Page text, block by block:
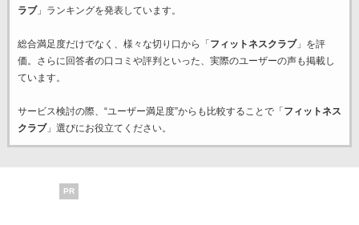
ラブ」ランキングを発表しています。
総合満足度だけでなく、様々な切り口から「 フィットネスクラブ」を評
価。さらに回答者の口コミや評判といった、実際のユーザーの声も掲載し
ています。
サービス検討の際、“ユーザー満足度”からも比較することで「 フィットネス
クラブ」選びにお役立てください。
PR